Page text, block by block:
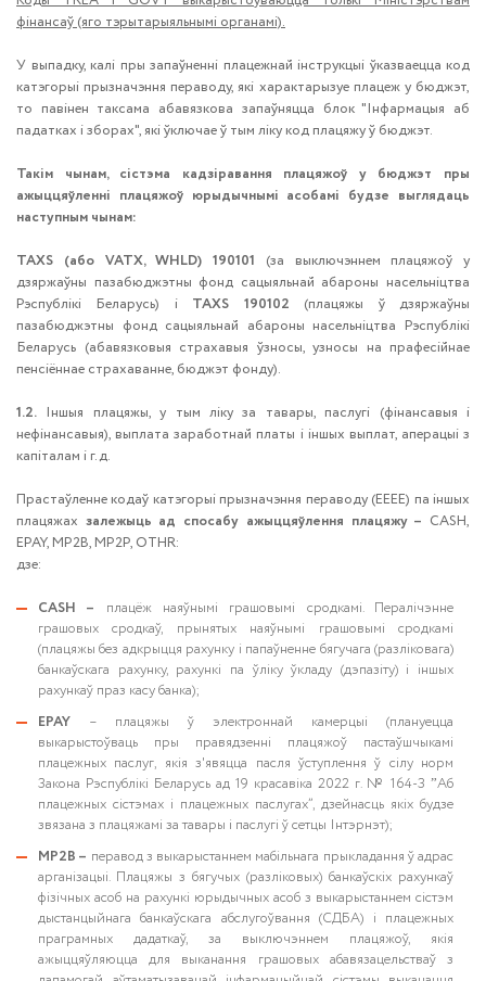
фінансаў (яго тэрытарыяльнымі органамі).
У выпадку, калі пры запаўненні плацежнай інструкцыі ўказваецца код
катэгорыі прызначэння пераводу, які характарызуе плацеж у бюджэт,
то павінен таксама абавязкова запаўняцца блок "Інфармацыя аб
падатках і зборах", які ўключае ў тым ліку код плацяжу ў бюджэт.
Такім чынам, сістэма кадзіравання плацяжоў у бюджэт пры
ажыццяўленні плацяжоў юрыдычнымі асобамі будзе выглядаць
наступным чынам:
TAXS (або VATX, WHLD) 190101 (за выключэннем плацяжоў у
дзяржаўны пазабюджэтны фонд сацыяльнай абароны насельніцтва
Рэспублікі Беларусь) і TAXS 190102 (плацяжы ў дзяржаўны
пазабюджэтны фонд сацыяльнай абароны насельніцтва Рэспублікі
Беларусь (абавязковыя страхавыя ўзносы, узносы на прафесійнае
пенсіённае страхаванне, бюджэт фонду).
1.2. Іншыя плацяжы, у тым ліку за тавары, паслугі (фінансавыя і
нефінансавыя), выплата заработнай платы і іншых выплат, аперацыі з
капіталам і г.д.
Прастаўленне кодаў катэгорыі прызначэння пераводу (ЕЕЕЕ) па іншых
плацяжах залежыць ад спосабу ажыццяўлення плацяжу – CASH,
EPAY, MP2B, MP2P, OTHR:
дзе:
CASH – плацёж наяўнымі грашовымі сродкамі. Пералічэнне
грашовых сродкаў, прынятых наяўнымі грашовымі сродкамі
(плацяжы без адкрыцця рахунку і папаўненне бягучага (разліковага)
банкаўскага рахунку, рахункі па ўліку ўкладу (дэпазіту) і іншых
рахункаў праз касу банка);
EPAY – плацяжы ў электроннай камерцыі (плануецца
выкарыстоўваць пры правядзенні плацяжоў пастаўшчыкамі
плацежных паслуг, якія з'явяцца пасля ўступлення ў сілу норм
Закона Рэспублікі Беларусь ад 19 красавіка 2022 г. № 164-З ˮАб
плацежных сістэмах і плацежных паслугах”, дзейнасць якіх будзе
звязана з плацяжамі за тавары і паслугі ў сетцы Інтэрнэт);
MP2B – перавод з выкарыстаннем мабільнага прыкладання ў адрас
арганізацыі. Плацяжы з бягучых (разліковых) банкаўскіх рахункаў
фізічных асоб на рахункі юрыдычных асоб з выкарыстаннем сістэм
дыстанцыйнага банкаўскага абслугоўвання (СДБА) і плацежных
праграмных дадаткаў, за выключэннем плацяжоў, якія
ажыццяўляюцца для выканання грашовых абавязацельстваў з